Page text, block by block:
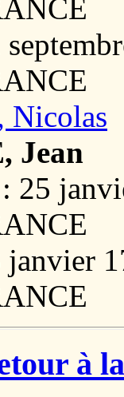
Jean
: 25
janvier
à